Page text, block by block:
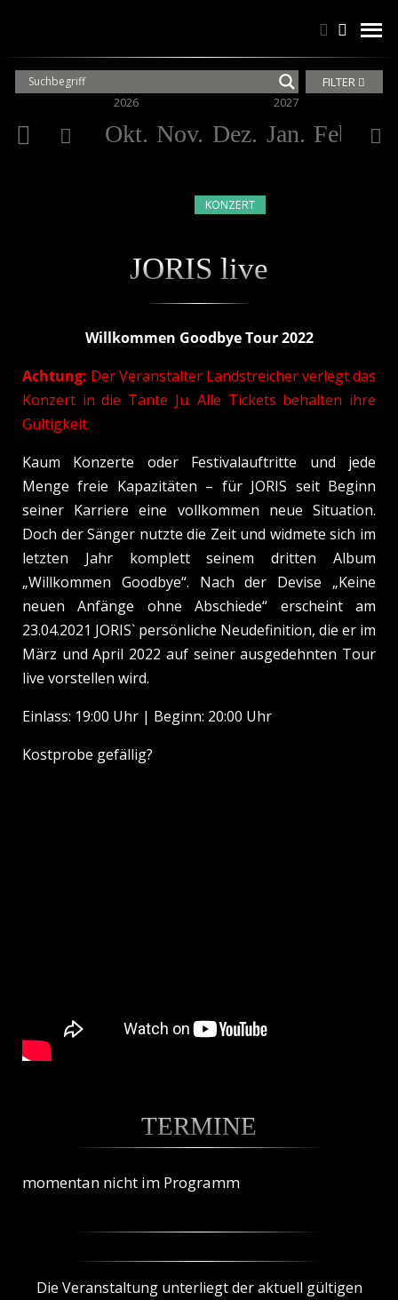
Suchen
Suchen
2026
Okt. Nov. Dez.
2027
Jan. Feb.
FILTER
KONZERT
JORIS live
Willkommen Goodbye Tour 2022
Achtung: Der Veranstalter Landstreicher verlegt das
Konzert in die Tante Ju. Alle Tickets behalten ihre
Gültigkeit.
Kaum Konzerte oder Festivalauftritte und jede
Menge freie Kapazitäten – für JORIS seit Beginn
seiner Karriere eine vollkommen neue Situation.
Doch der Sänger nutzte die Zeit und widmete sich im
letzten Jahr komplett seinem dritten Album
„Willkommen Goodbye“. Nach der Devise „Keine
neuen Anfänge ohne Abschiede“ erscheint am
23.04.2021 JORIS` persönliche Neudefinition, die er im
März und April 2022 auf seiner ausgedehnten Tour
live vorstellen wird.
Einlass: 19:00 Uhr | Beginn: 20:00 Uhr
Kostprobe gefällig?
TERMINE
momentan nicht im Programm
Die Veranstaltung unterliegt der aktuell gültigen